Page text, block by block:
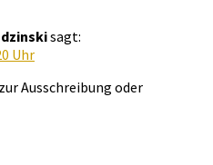
sagt:
Uhr
Ausschreibung oder